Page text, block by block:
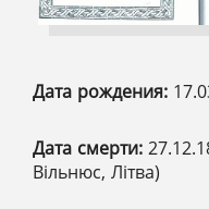
Дата рождения:
Дата смерти:
Вільнюс, Літва)